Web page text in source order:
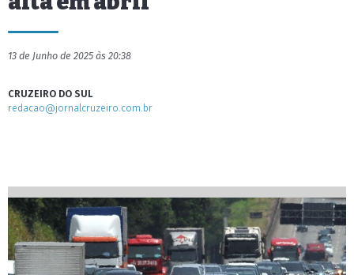
13 de Junho de 2025 às 20:38
CRUZEIRO DO SUL
redacao@jornalcruzeiro.com.br